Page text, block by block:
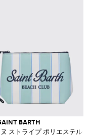
BARTH
ストライプ ポリエステル